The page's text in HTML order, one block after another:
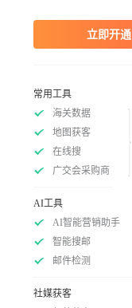
立即开通
常用工具
海关数据
地图获客
在线搜
广交会采购商
AI工具
AI智能营销助手
智能搜邮
邮件检测
社媒获客